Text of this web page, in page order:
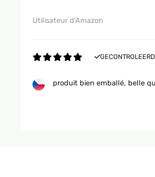
Utilisateur d'Amazon
produit bien emballé, belle